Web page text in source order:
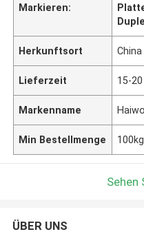
Markieren:
Herkunftsort China
Lieferzeit 15-
Markenname Haiwo
Min Bestellmenge 100kg
Sehen
ÜBER UNS